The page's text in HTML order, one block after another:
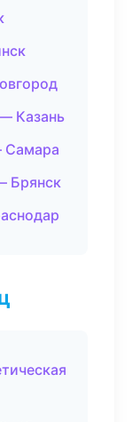
Казань
Самара
Брянск